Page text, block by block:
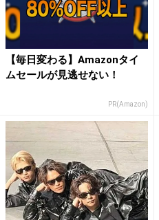
【毎日変わる】Amazonタイ
ムセールが見逃せない！
PR(Amazon)